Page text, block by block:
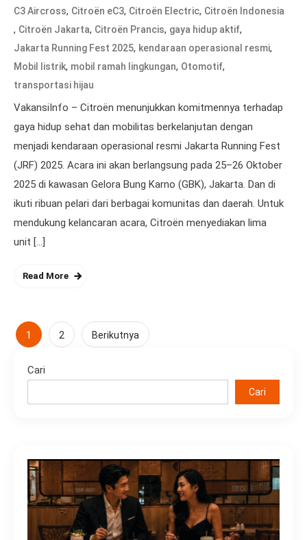
C3 Aircross, Citroën eC3, Citroën Electric, Citroën Indonesia
, Citroën Jakarta, Citroën Prancis, gaya hidup aktif,
Jakarta Running Fest 2025, kendaraan operasional resmi,
Mobil listrik, mobil ramah lingkungan, Otomotif,
transportasi hijau
VakansiInfo – Citroën menunjukkan komitmennya terhadap
gaya hidup sehat dan mobilitas berkelanjutan dengan
menjadi kendaraan operasional resmi Jakarta Running Fest
(JRF) 2025. Acara ini akan berlangsung pada 25–26 Oktober
2025 di kawasan Gelora Bung Karno (GBK), Jakarta. Dan di
ikuti ribuan pelari dari berbagai komunitas dan daerah. Untuk
mendukung kelancaran acara, Citroën menyediakan lima
unit […]
Read More
Paginasi
pos
1 2 Berikutnya
Cari
Cari